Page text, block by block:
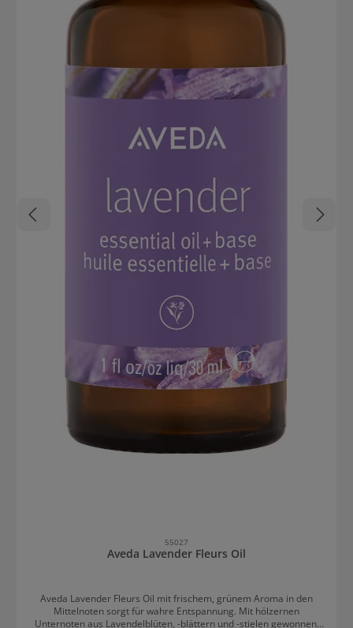
55027
Aveda Lavender Fleurs Oil
Aveda Lavender Fleurs Oil mit frischem, grünem Aroma in den
Mittelnoten sorgt für wahre Entspannung. Mit hölzernen
Unternoten aus Lavendelblüten, -blättern und -stielen gewonnen.